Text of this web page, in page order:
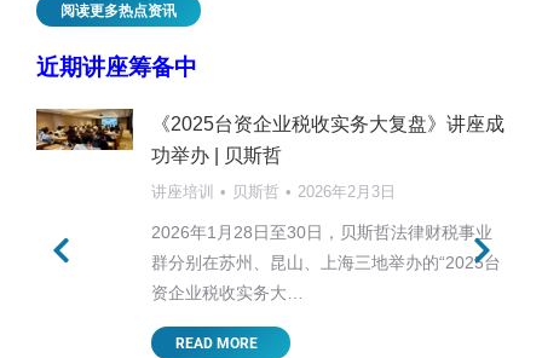
阅读更多热点资讯
近期讲座筹备中
《2025台资企业税收实务大复盘》讲座成
功举办 | 贝斯哲
讲座培训 贝斯哲 2026年2月3日
2026年1月28日至30日，贝斯哲法律财税事业
群分别在苏州、昆山、上海三地举办的“2025台
资企业税收实务大…
READ MORE